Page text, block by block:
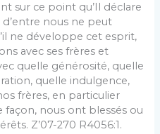
sur ce point qu’Il déclare
nous ne peut
ne développe cet esprit,
avec ses frères et
quelle générosité, quelle
quelle indulgence,
frères, en particulier
façon, nous ont blessés ou
Z’07-270 R4056:1.